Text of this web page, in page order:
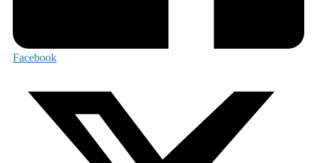
Facebook